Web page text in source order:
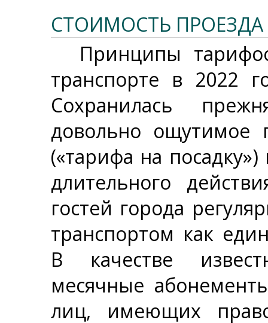
СТОИМОСТЬ ПРОЕЗДА
Принципы
транспорте в 2022
Сохранилась
довольно ощутимое
(«тарифа на
длительного
гостей города
транспортом как
В качестве
месячные
лиц, имеющих